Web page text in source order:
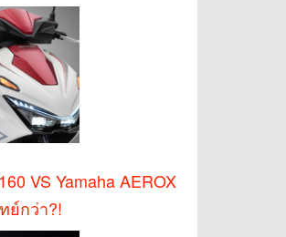
VS Yamaha AEROX
ย์กว่า?!